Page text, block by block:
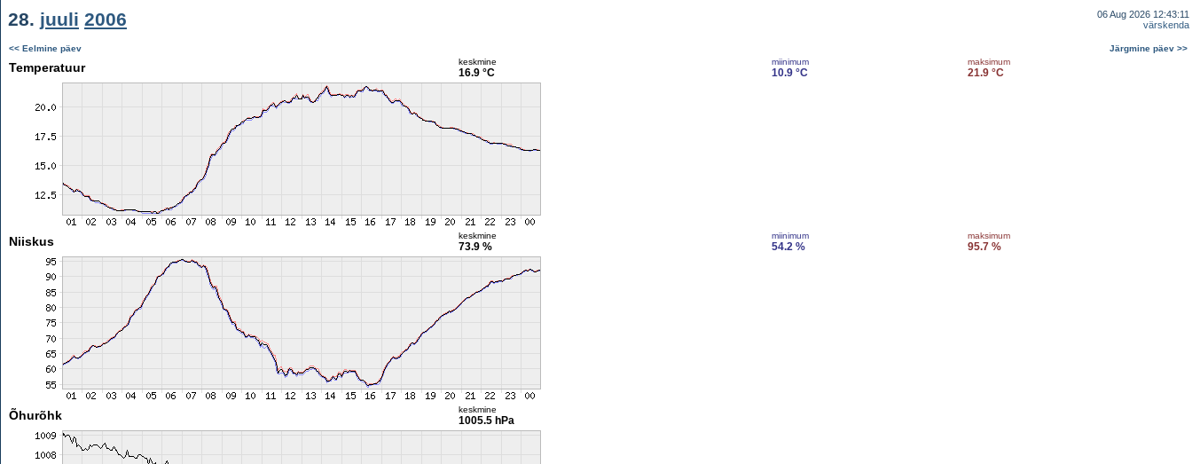
28. juuli 2006
06 Aug 2026 12:43:11
värskenda
<< Eelmine päev Järgmine päev >>
Temperatuur keskmine
16.9 °C
miinimum
10.9 °C
maksimum
21.9 °C
Niiskus keskmine
73.9 %
miinimum
54.2 %
maksimum
95.7 %
Õhurõhk keskmine
1005.5 hPa